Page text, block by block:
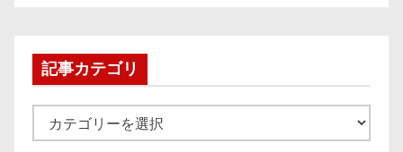
v
記事カテゴリ
事